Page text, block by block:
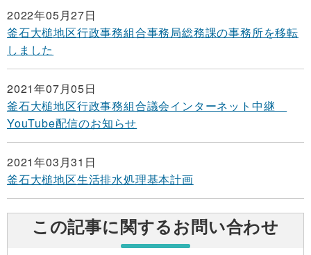
2022年05月27日
釜石大槌地区行政事務組合事務局総務課の事務所を移転
しました
2021年07月05日
釜石大槌地区行政事務組合議会インターネット中継
YouTube配信のお知らせ
2021年03月31日
釜石大槌地区生活排水処理基本計画
この記事に関するお問い合わせ